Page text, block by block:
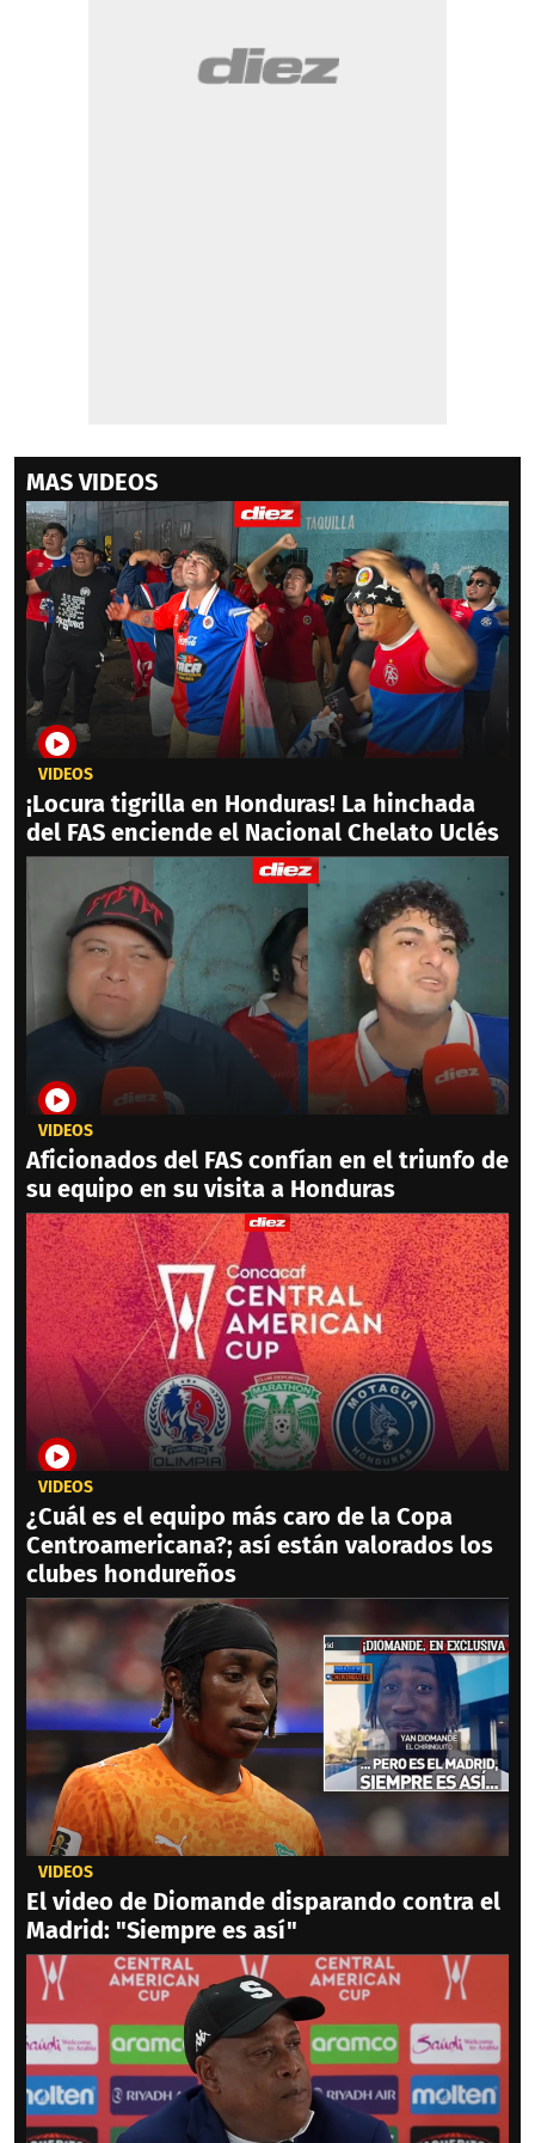
MAS VIDEOS
VIDEOS
¡Locura tigrilla en Honduras! La hinchada
del FAS enciende el Nacional Chelato Uclés
VIDEOS
Aficionados del FAS confían en el triunfo de
su equipo en su visita a Honduras
VIDEOS
¿Cuál es el equipo más caro de la Copa
Centroamericana?; así están valorados los
clubes hondureños
VIDEOS
El video de Diomande disparando contra el
Madrid: "Siempre es así"